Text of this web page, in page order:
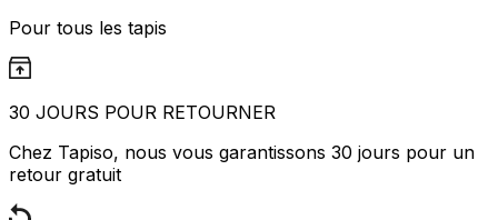
Pour tous les tapis
30 JOURS POUR RETOURNER
Chez Tapiso, nous vous garantissons 30 jours pour un
retour gratuit